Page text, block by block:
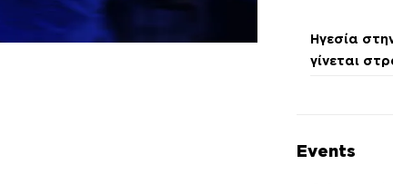
Ηγεσία
γίνεται
Events